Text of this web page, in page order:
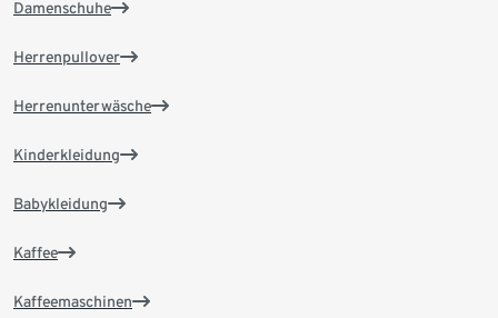
Damenschuhe
Herrenpullover
Herrenunterwäsche
Kinderkleidung
Babykleidung
Kaffee
Kaffeemaschinen